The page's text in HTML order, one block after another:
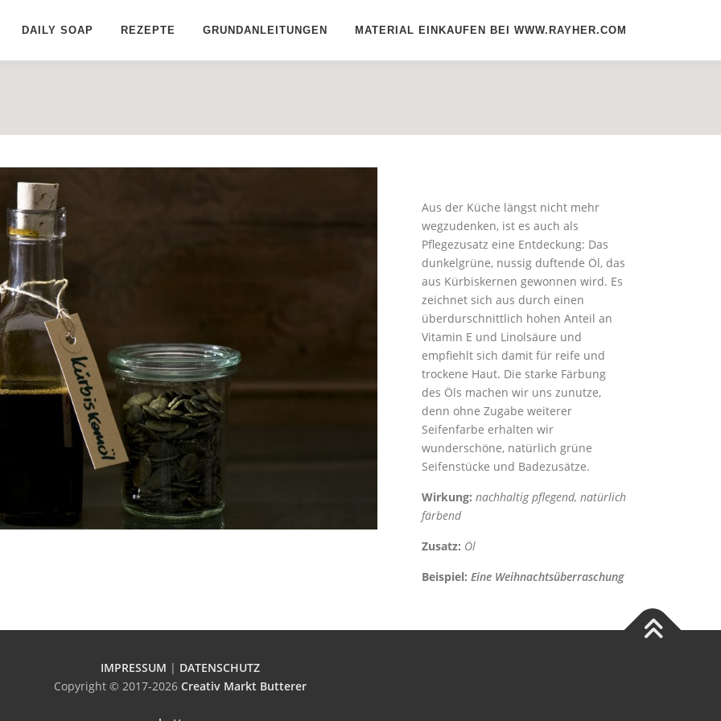
DAILY SOAP REZEPTE GRUNDANLEITUNGEN MATERIAL EINKAUFEN BEI WWW.RAYHER.COM
Aus der Küche längst nicht mehr
wegzudenken, ist es auch als
Pflegezusatz eine Entdeckung: Das
dunkelgrüne, nussig duftende Öl, das
aus Kürbiskernen gewonnen wird. Es
zeichnet sich aus durch einen
überdurschnittlich hohen Anteil an
Vitamin E und Linolsäure und
empfiehlt sich damit für reife und
trockene Haut. Die starke Färbung
des Öls machen wir uns zunutze,
denn ohne Zugabe weiterer
Seifenfarbe erhalten wir
wunderschöne, natürlich grüne
Seifenstücke und Badezusätze.
Wirkung: nachhaltig pflegend, natürlich
färbend
Zusatz: Öl
Beispiel: Eine Weihnachtsüberraschung
IMPRESSUM | DATENSCHUTZ
Copyright © 2017-2026 Creativ Markt Butterer